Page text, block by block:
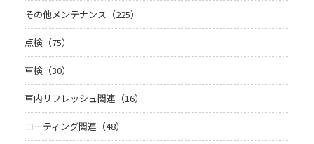
その他メンテナンス（225）
点検（75）
車検（30）
車内リフレッシュ関連（16）
コーティング関連（48）